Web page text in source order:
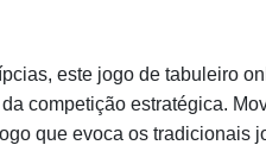
este jogo de tabuleiro
competição estratégica.
que evoca os tradicionais